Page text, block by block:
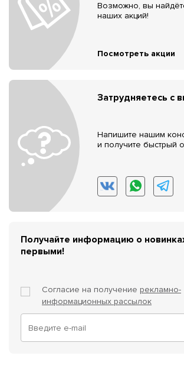
Возможно, вы
наших акций!
Посмотреть акции
Затрудняетесь с
Напишите нашим
и получите быстрый
Получайте информацию о
первыми!
Согласие на получение рекламно-
информационных рассылок